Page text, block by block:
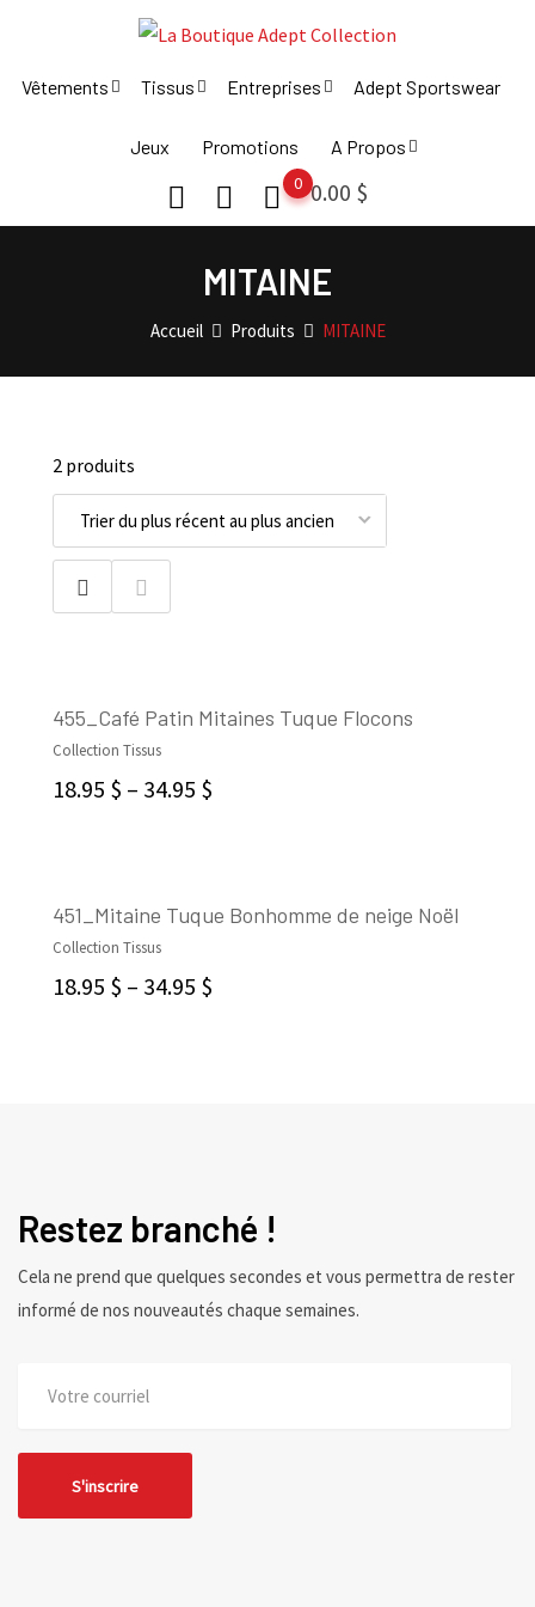
content
Vêtements Tissus Entreprises Adept Sportswear
Jeux Promotions A Propos
0.00 $
0
MITAINE
Accueil Produits MITAINE
2 produits
455_Café Patin Mitaines Tuque Flocons
Collection Tissus
18.95 $ – 34.95 $
451_Mitaine Tuque Bonhomme de neige Noël
Collection Tissus
18.95 $ – 34.95 $
Restez branché !
Cela ne prend que quelques secondes et vous permettra de rester
informé de nos nouveautés chaque semaines.